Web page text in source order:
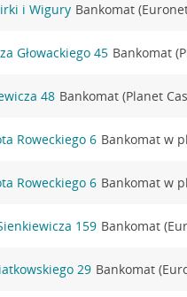
i Wigury Bankomat
Głowackiego 45 Bankomat
48 Bankomat (Planet
Roweckiego 6 Bankomat w
Roweckiego 6 Bankomat w
159 Bankomat
29 Bankomat